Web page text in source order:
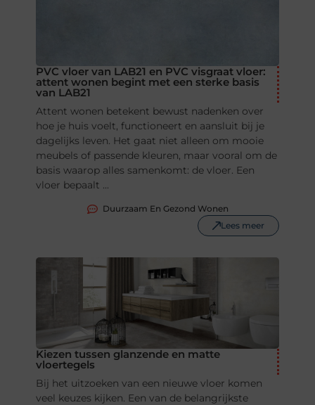
PVC vloer van LAB21 en PVC visgraat vloer:
attent wonen begint met een sterke basis
van LAB21
Attent wonen betekent bewust nadenken over
hoe je huis voelt, functioneert en aansluit bij je
dagelijks leven. Het gaat niet alleen om mooie
meubels of passende kleuren, maar vooral om de
basis waarop alles samenkomt: de vloer. Een
vloer bepaalt ...
Duurzaam En Gezond Wonen
Lees meer
Kiezen tussen glanzende en matte
vloertegels
Bij het uitzoeken van een nieuwe vloer komen
veel keuzes kijken. Een van de belangrijkste